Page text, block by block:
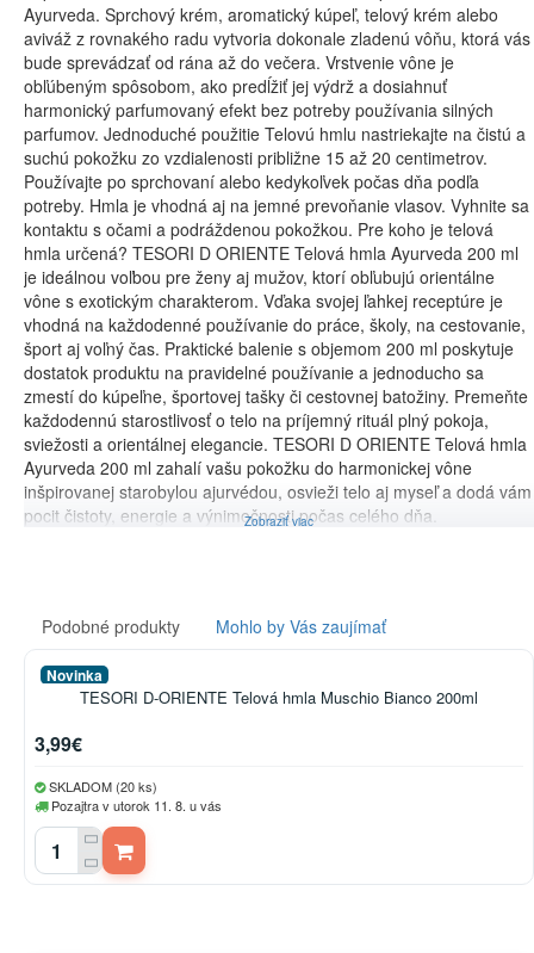
Ayurveda. Sprchový krém, aromatický kúpeľ, telový krém alebo
aviváž z rovnakého radu vytvoria dokonale zladenú vôňu, ktorá vás
bude sprevádzať od rána až do večera. Vrstvenie vône je
obľúbeným spôsobom, ako predĺžiť jej výdrž a dosiahnuť
harmonický parfumovaný efekt bez potreby používania silných
parfumov. Jednoduché použitie Telovú hmlu nastriekajte na čistú a
suchú pokožku zo vzdialenosti približne 15 až 20 centimetrov.
Používajte po sprchovaní alebo kedykoľvek počas dňa podľa
potreby. Hmla je vhodná aj na jemné prevoňanie vlasov. Vyhnite sa
kontaktu s očami a podráždenou pokožkou. Pre koho je telová
hmla určená? TESORI D ORIENTE Telová hmla Ayurveda 200 ml
je ideálnou voľbou pre ženy aj mužov, ktorí obľubujú orientálne
vône s exotickým charakterom. Vďaka svojej ľahkej receptúre je
vhodná na každodenné používanie do práce, školy, na cestovanie,
šport aj voľný čas. Praktické balenie s objemom 200 ml poskytuje
dostatok produktu na pravidelné používanie a jednoducho sa
zmestí do kúpeľne, športovej tašky či cestovnej batožiny. Premeňte
každodennú starostlivosť o telo na príjemný rituál plný pokoja,
sviežosti a orientálnej elegancie. TESORI D ORIENTE Telová hmla
Ayurveda 200 ml zahalí vašu pokožku do harmonickej vône
inšpirovanej starobylou ajurvédou, osvieži telo aj myseľ a dodá vám
pocit čistoty, energie a výnimočnosti počas celého dňa.
Podobné produkty Mohlo by Vás zaujímať
Novinka
TESORI D-ORIENTE Telová hmla Muschio Bianco 200ml
3,99€
SKLADOM (20 ks)
Pozajtra v utorok 11. 8. u vás